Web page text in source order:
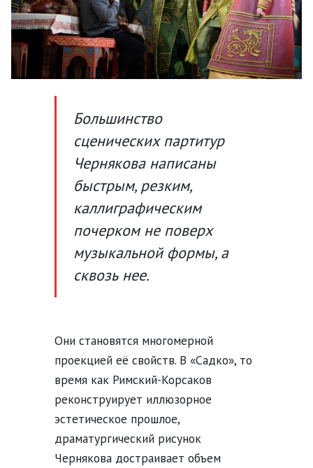
Большинство
сценических партитур
Чернякова написаны
быстрым, резким,
каллиграфическим
почерком не поверх
музыкальной формы, а
сквозь нее.
Они становятся многомерной
проекцией её свойств. В «Садко», то
время как Римский-Корсаков
реконструирует иллюзорное
эстетическое прошлое,
драматургический рисунок
Чернякова достраивает объем